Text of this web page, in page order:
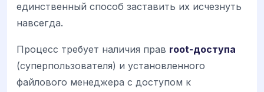
единственный способ заставить их исчезнуть
навсегда.
Процесс требует наличия прав root-доступа
(суперпользователя) и установленного
файлового менеджера с доступом к